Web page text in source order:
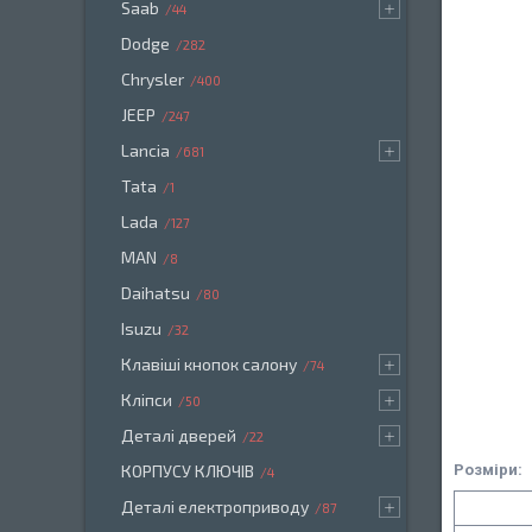
Розміри:
Saab 44
Dodge 282
Chrysler 400
JEEP 247
Lancia 681
Tata 1
Lada 127
MAN 8
Daihatsu 80
Isuzu 32
Клавіші кнопок салону 74
Кліпси 50
Деталі дверей 22
КОРПУСУ КЛЮЧІВ 4
Деталі електроприводу 87